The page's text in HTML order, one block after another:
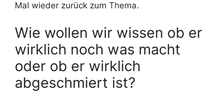
Mal wieder zurück zum Thema.
Wie wollen wir wissen ob er
wirklich noch was macht
oder ob er wirklich
abgeschmiert ist?